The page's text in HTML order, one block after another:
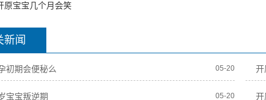
原宝宝几个月会笑
新闻
初期会便秘么 05-20 开
宝宝叛逆期 05-20 开